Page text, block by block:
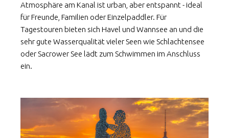
Atmosphäre am Kanal ist urban, aber entspannt - ideal
für Freunde, Familien oder Einzelpaddler. Für
Tagestouren bieten sich Havel und Wannsee an und die
sehr gute Wasserqualität vieler Seen wie Schlachtensee
oder Sacrower See lädt zum Schwimmen im Anschluss
ein.